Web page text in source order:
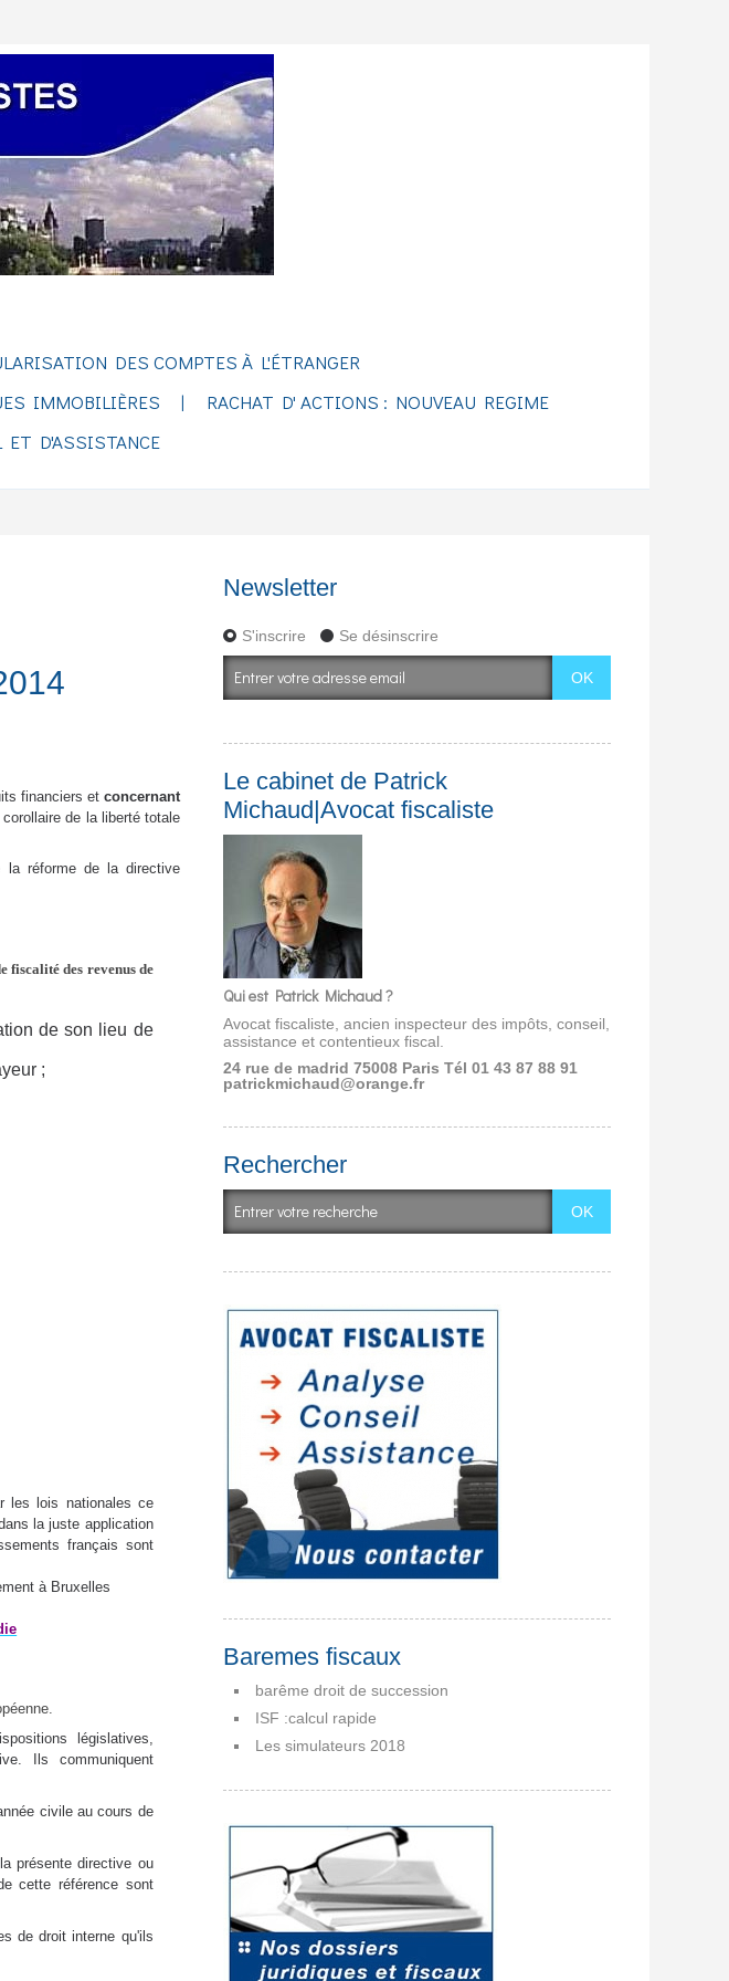
DES COMPTES À L'ÉTRANGER
IMMOBILIÈRES
RACHAT D' ACTIONS : NOUVEAU REGIME
ET D'ASSISTANCE
financiers et concernant
de la liberté totale
la réforme de la directive
fiscalité des revenus de
de son lieu de
;
les lois nationales ce
la juste application
français sont
à Bruxelles
.
législatives,
Ils communiquent
civile au cours de
présente directive ou
cette référence sont
de droit interne qu'ils
Newsletter
S'inscrire Se désinscrire
Le cabinet de Patrick
Michaud|Avocat fiscaliste
Qui est Patrick Michaud ?
Avocat fiscaliste, ancien inspecteur des impôts, conseil,
assistance et contentieux fiscal.
24 rue de madrid 75008 ParisTél 01 43 87 88 91
patrickmichaud@orange.fr
Rechercher
Baremes fiscaux
barême droit de succession
ISF :calcul rapide
Les simulateurs 2018